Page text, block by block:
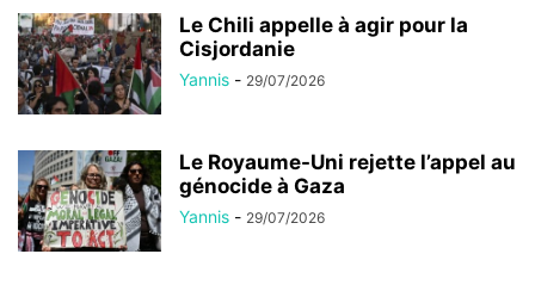
Le Chili appelle à agir pour la
Cisjordanie
Yannis - 29/07/2026
Le Royaume-Uni rejette l’appel au
génocide à Gaza
Yannis - 29/07/2026